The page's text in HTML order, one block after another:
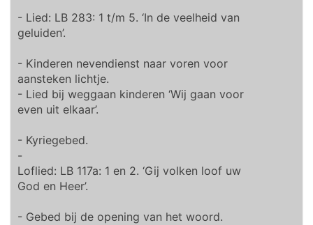
- Lied: LB 283: 1 t/m 5. ‘In de veelheid van
geluiden’.
- Kinderen nevendienst naar voren voor
aansteken lichtje.
- Lied bij weggaan kinderen ‘Wij gaan voor
even uit elkaar’.
- Kyriegebed.
-
Loflied: LB 117a: 1 en 2. ‘Gij volken loof uw
God en Heer’.
- Gebed bij de opening van het woord.